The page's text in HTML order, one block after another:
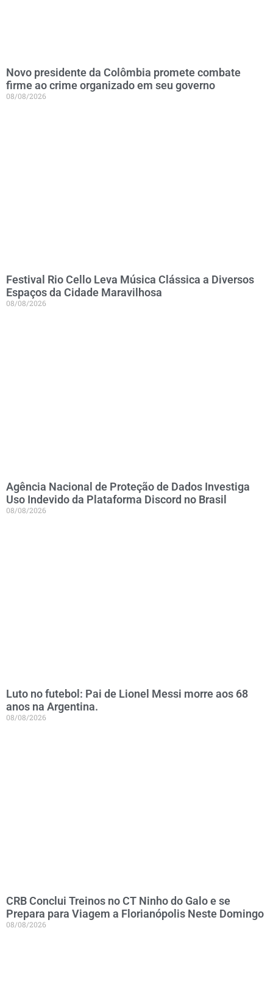
Novo presidente da Colômbia promete combate
firme ao crime organizado em seu governo
08/08/2026
Festival Rio Cello Leva Música Clássica a Diversos
Espaços da Cidade Maravilhosa
08/08/2026
Agência Nacional de Proteção de Dados Investiga
Uso Indevido da Plataforma Discord no Brasil
08/08/2026
Luto no futebol: Pai de Lionel Messi morre aos 68
anos na Argentina.
08/08/2026
CRB Conclui Treinos no CT Ninho do Galo e se
Prepara para Viagem a Florianópolis Neste Domingo
08/08/2026